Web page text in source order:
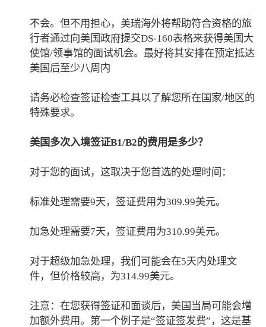
不会。但不用担心，美瑞海外将帮助符合资格的旅
行者通过向美国政府提交DS-160表格来获得美国大
使馆/领事馆的面试机会。最好将其安排在预定抵达
美国后至少八周内
请务必检查签证检查工具以了解您所在国家/地区的
特殊要求。
美国多次入境签证B1/B2的费用是多少？
对于您的面试，这取决于您首选的处理时间：
标准处理需要9天，签证费用为309.99美元。
加急处理需要7天，签证费用为310.99美元。
对于超级加急处理，我们可能会在5天内处理文
件，但价格较高，为314.99美元。
注意：在您获得签证和面谈后，美国当局可能会增
加额外费用。第一个例子是“签证签发费”，这是基